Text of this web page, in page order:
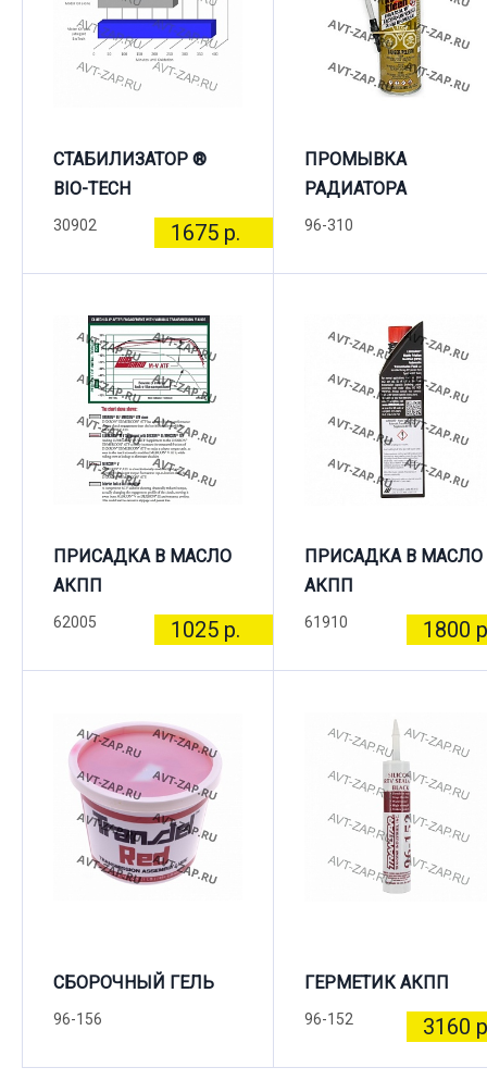
СТАБИЛИЗАТОР ®
BIO-TECH
30902 1675 р.
ПРОМЫВКА
РАДИАТОРА
96-310
ПРИСАДКА В МАСЛО
АКПП
62005 1025 р.
ПРИСАДКА В МАСЛО
АКПП
61910 1800
СБОРОЧНЫЙ ГЕЛЬ
96-156
ГЕРМЕТИК АКПП
96-152 3160